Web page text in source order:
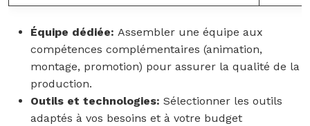
Équipe dédiée: Assembler une équipe aux
compétences complémentaires (animation,
montage, promotion) pour assurer la qualité de la
production.
Outils et technologies: Sélectionner les outils
adaptés à vos besoins et à votre budget